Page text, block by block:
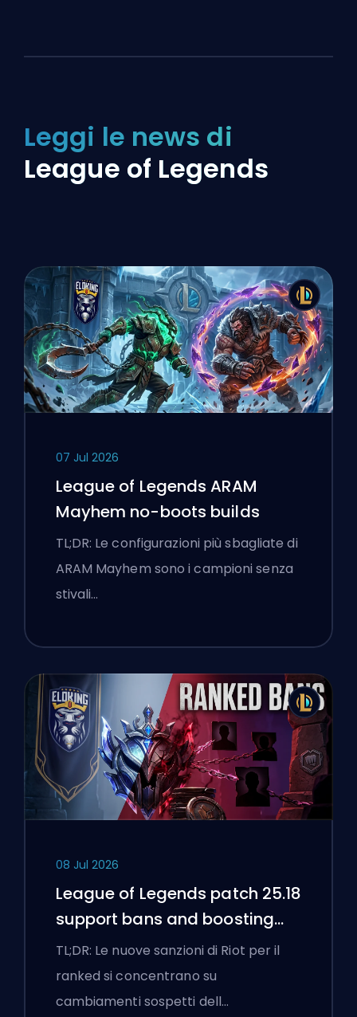
Leggi le news di
League of Legends
07 Jul 2026
League of Legends ARAM
Mayhem no-boots builds
TL;DR: Le configurazioni più sbagliate di
ARAM Mayhem sono i campioni senza
stivali…
08 Jul 2026
League of Legends patch 25.18
support bans and boosting
flags
TL;DR: Le nuove sanzioni di Riot per il
ranked si concentrano su
cambiamenti sospetti dell…